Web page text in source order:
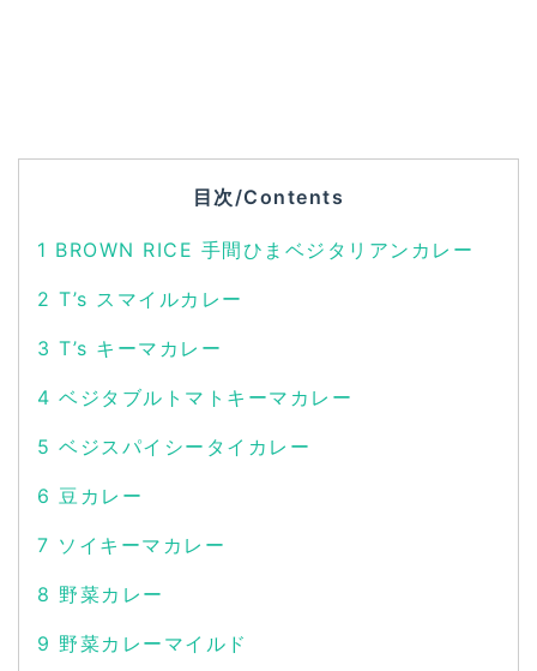
目次/Contents
1 BROWN RICE 手間ひまベジタリアンカレー
2 T’s スマイルカレー
3 T’s キーマカレー
4 ベジタブルトマトキーマカレー
5 ベジスパイシータイカレー
6 豆カレー
7 ソイキーマカレー
8 野菜カレー
9 野菜カレーマイルド